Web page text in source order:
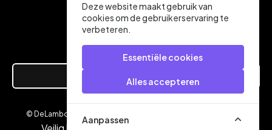
Hier de overeenkomst ontbinden
© DeLamboyVloeren.nl 2026
Deze website maakt gebruik van
cookies om de gebruikerservaring te
verbeteren.
Essentiële cookies
Alles accepteren
Aanpassen